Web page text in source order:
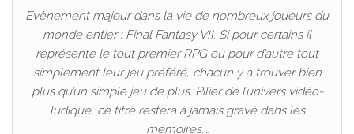
Evènement majeur dans la vie de nombreux joueurs du
monde entier : Final Fantasy VII. Si pour certains il
représente le tout premier RPG ou pour d’autre tout
simplement leur jeu préféré, chacun y a trouver bien
plus qu’un simple jeu de plus. Pilier de l’univers vidéo-
ludique, ce titre restera à jamais gravé dans les
mémoires.…